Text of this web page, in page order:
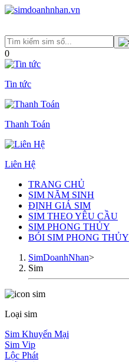
0
Tin tức
Thanh Toán
Liên Hệ
TRANG CHỦ
SIM NĂM SINH
ĐỊNH GIÁ SIM
SIM THEO YÊU CẦU
SIM PHONG THỦY
BÓI SIM PHONG THỦY
SimDoanhNhan>
Sim
Loại sim
Sim Khuyến Mại
Sim Vip
Lộc Phát